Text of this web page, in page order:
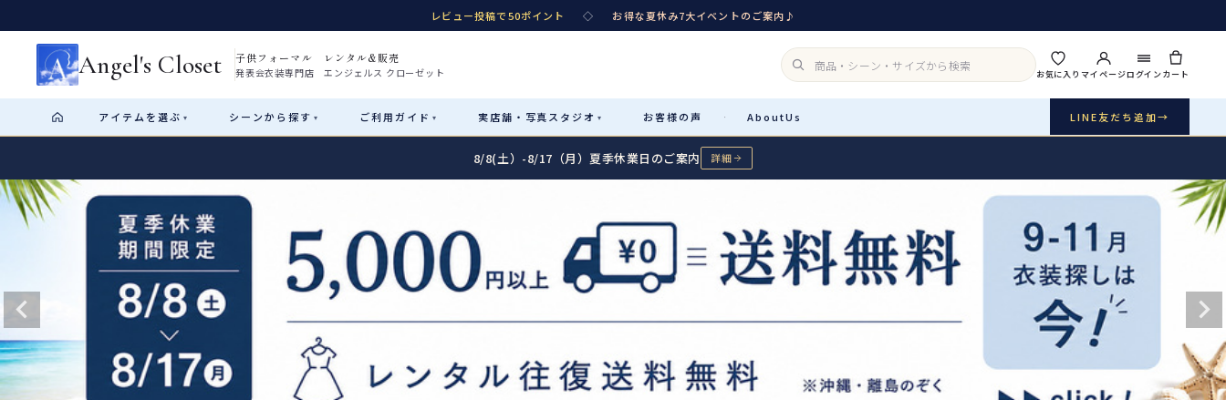
レビュー投稿で50ポイント ◇ お得な夏休み7大イベントのご案内♪
Angel's Closet 子供フォーマル レンタル&販売
発表会衣装専門店 エンジェルス クローゼット お気に入りマイページログインカート
アイテム を選ぶ ▾ シーンから探す ▾ ご利用ガイド ▾ 実店舗・ 写真スタジオ ▾ お客様の声 · AboutUs LINE友だち追加→
カテゴリ詳細 サイズで選ぶ →
レンタル
女の子ドレス 男の子スーツ
Sale
性別・サイズで絞り込む
Start はじめに
ショップガイド（総合案内）
レンタル・販売の入口
サイズの選び方
測り方と目安
Angel's Closetについて
創業2003年からの想い
04 レンタルのご案内
予約・配送・返却・料金
05 レンタルの流れ
06 あんしんパック
汚れ・キズ・破損の補償
07 販売・共通のご案内
品質・返品・お手入れ
08 送料・お支払い
09
電話・メール・LINE
8/8(土）-8/17（月）夏季休業日のご案内 詳細